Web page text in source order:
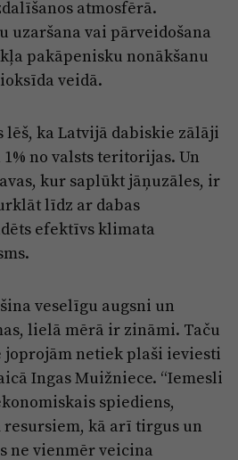
atmosfērā.
uzaršana vai pārveidošana
pakāpenisku nonākšanu
veidā.
lēš, ka Latvijā dabiskie zālāji
no valsts teritorijas. Un
kur saplūkt jāņuzāles, ir
līdz ar dabas
efektīvs klimata
veselīgu augsni un
lielā mērā ir zināmi. Taču
joprojām netiek plaši ieviesti
Ingas Muižniece. “Iemesli
spiediens,
kā arī tirgus un
ne vienmēr veicina